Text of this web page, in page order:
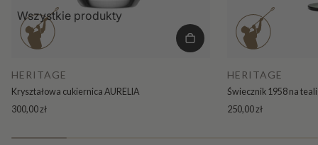
Wszystkie produkty
HERITAGE
Kryształowa cukiernica AURELIA
300,00 zł
HERITAGE
Świecznik 1958 na
250,00 zł